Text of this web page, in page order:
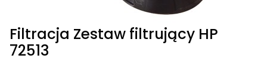
Filtracja Zestaw filtrujący HP
72513